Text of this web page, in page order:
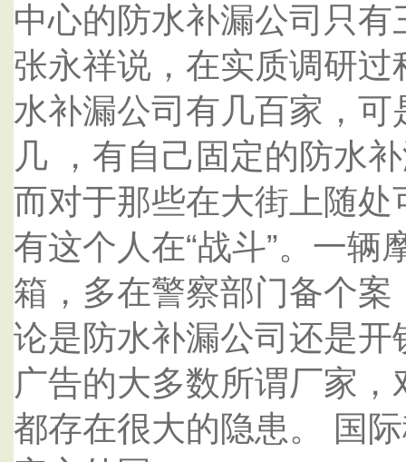
中心的防水补漏公司只
张永祥说，在实质调研
水补漏公司有几百家，
几 ，有自己固定的防水
而对于那些在大街上随
有这个人在“战斗”。一
箱，多在警察部门备个
论是防水补漏公司还是
广告的大多数所谓厂家
都存在很大的隐患。 国